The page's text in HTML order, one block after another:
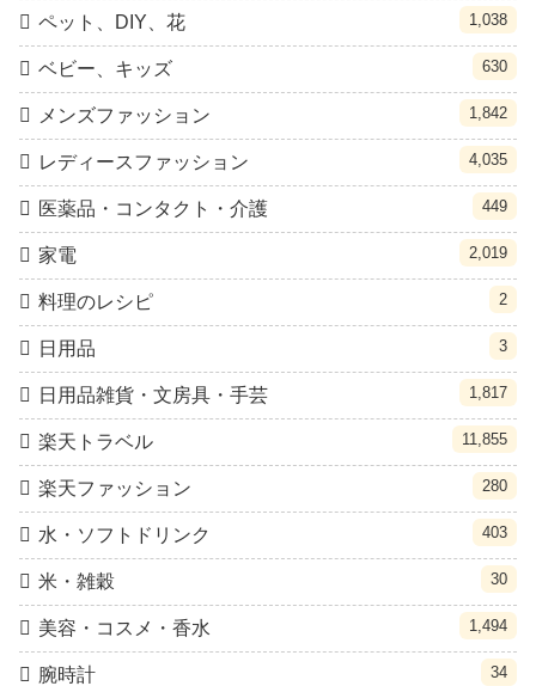
ペット、DIY、花 1,038
ベビー、キッズ 630
メンズファッション 1,842
レディースファッション 4,035
医薬品・コンタクト・介護 449
家電 2,019
料理のレシピ 2
日用品 3
日用品雑貨・文房具・手芸 1,817
楽天トラベル 11,855
楽天ファッション 280
水・ソフトドリンク 403
米・雑穀 30
美容・コスメ・香水 1,494
腕時計 34